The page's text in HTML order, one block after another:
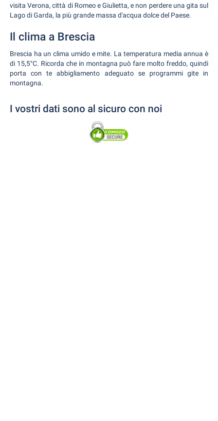
visita Verona, città di Romeo e Giulietta, e non perdere una gita sul
Lago di Garda, la più grande massa d'acqua dolce del Paese.
Il clima a Brescia
Brescia ha un clima umido e mite. La temperatura media annua è
di 15,5°C. Ricorda che in montagna può fare molto freddo, quindi
porta con te abbigliamento adeguato se programmi gite in
montagna.
I vostri dati sono al sicuro con noi